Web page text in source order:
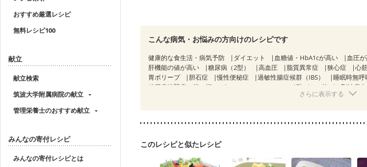
おすすめ厳選レシピ
無料レシピ100
献立
献立検索
筑波大学附属病院の献立
管理栄養士のおすすめ献立
みんなの寄付レシピ
みんなの寄付レシピとは
こんな病気・お悩みの方向けのレシピです
健康的な食生活・病気予防 ダイエット 血糖値・HbA1cが高い 血圧
肝機能の値が高い
糖尿病（2型） 高血圧 脂質異常症 狭心症 心
胃ポリープ
胆石症 慢性便秘症 過敏性腸症候群（IBS） 睡眠時無呼
糖尿病性腎症（第２期）
CKD（ステージ３a） 乳がん（抗がん剤治療中
乳がん治療を終えた方・経過観察中の方など
さらに表示する
このレシピと似たレシピ